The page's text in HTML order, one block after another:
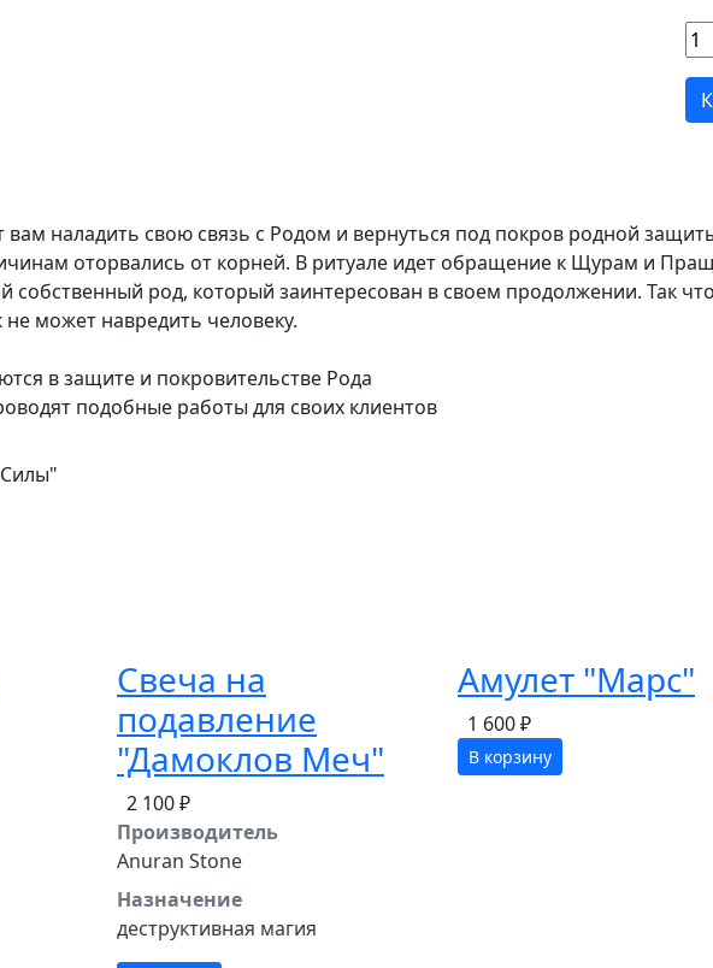
вам наладить свою связь с Родом и вернуться под покров родной
оторвались от корней. В ритуале идет обращение к Щурам и
собственный род, который заинтересован в своем продолжении. Так
может навредить человеку.
в защите и покровительстве Рода
подобные работы для своих клиентов
Свеча на
подавление
"Дамоклов Меч"
2 100 ₽
Производитель
Anuran Stone
Назначение
деструктивная магия
Амулет "Марс"
1 600 ₽
В корзину